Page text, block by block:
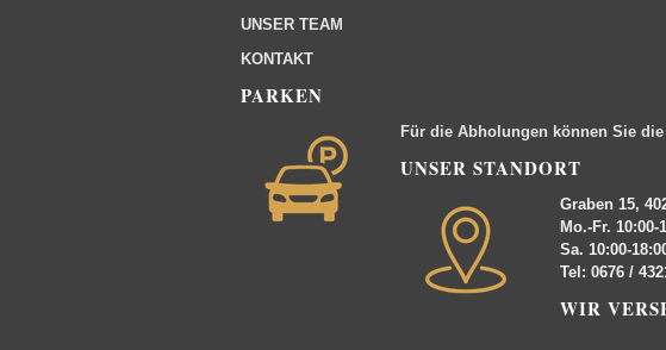
UNSER TEAM
KONTAKT
PARKEN
Für die Abholungen können Sie
UNSER STANDORT
Graben 15,
Mo.-Fr. 10:00-
Sa. 10:00-
Tel: 0676 /
WIR